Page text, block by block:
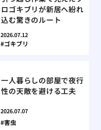
ロゴキブリが新居へ紛れ
込む驚きのルート
2026.07.12
ゴキブリ
一人暮らしの部屋で夜行
性の天敵を避ける工夫
2026.07.07
害虫